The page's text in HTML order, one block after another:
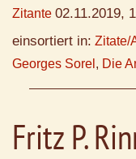
Zitante 02.11.2019,
einsortiert in: Zitate/
Georges Sorel , Die
Fritz P.